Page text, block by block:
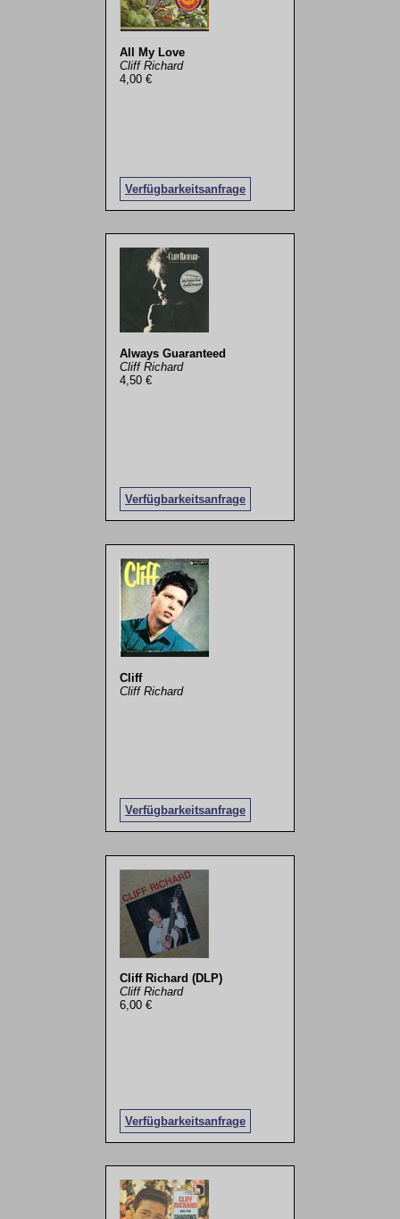
All My Love
Cliff Richard
4,00 €
Verfügbarkeitsanfrage
Always Guaranteed
Cliff Richard
4,50 €
Verfügbarkeitsanfrage
Cliff
Cliff Richard
Verfügbarkeitsanfrage
Cliff Richard (DLP)
Cliff Richard
6,00 €
Verfügbarkeitsanfrage